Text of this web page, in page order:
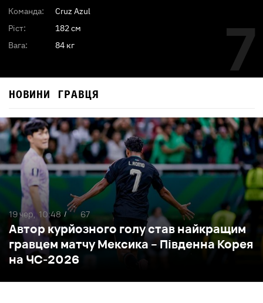
Команда:
Cruz Azul
Ріст:
182 см
Вага:
84 кг 7
НОВИНИ ГРАВЦЯ
Автор курйозного голу став найкращим
гравцем матчу Мексика – Південна Корея
на ЧС-2026
19 чер, 10:48 / 67